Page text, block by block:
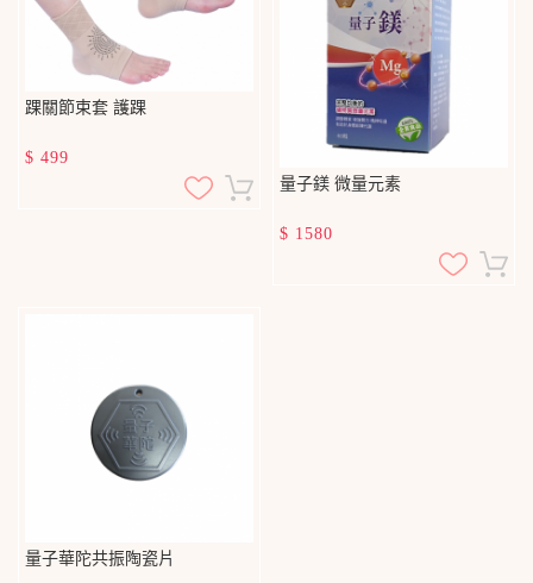
踝關節束套 護踝
$ 499
量子鎂 微量元素
$ 1580
量子華陀共振陶瓷片